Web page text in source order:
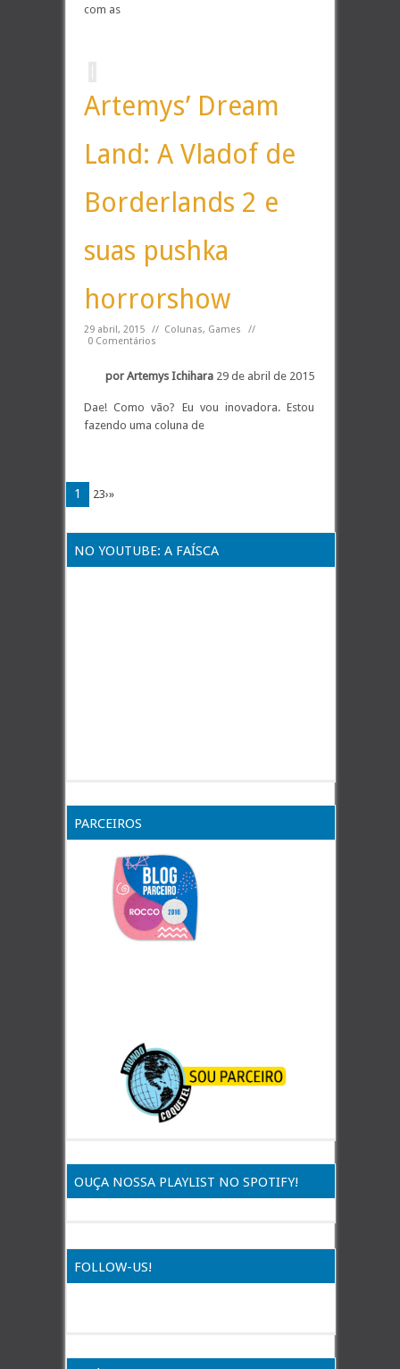
com as
Artemys’ Dream
Land: A Vladof de
Borderlands 2 e
suas pushka
horrorshow
29 abril, 2015 // Colunas, Games
//
0 Comentários
por Artemys Ichihara 29 de abril de 2015
Dae! Como vão? Eu vou inovadora. Estou
fazendo uma coluna de
1 23›»
NO YOUTUBE: A FAÍSCA
PARCEIROS
OUÇA NOSSA PLAYLIST NO SPOTIFY!
FOLLOW-US!